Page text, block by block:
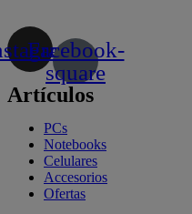
Facebook-
square
Artículos
PCs
Notebooks
Celulares
Accesorios
Ofertas